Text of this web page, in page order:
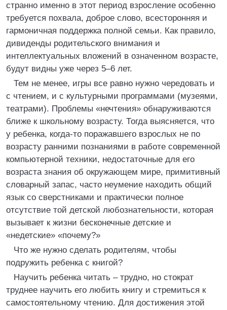
странно именно в этот период взросление особенно
требуется похвала, доброе слово, всесторонняя и
гармоничная поддержка полной семьи. Как правило,
дивиденды родительского внимания и
интеллектуальных вложений в означенном возрасте,
будут видны уже через 5–6 лет.
Тем не менее, игры все равно нужно чередовать и
с чтением, и с культурными программами (музеями,
театрами). Проблемы «нечтения» обнаруживаются
ближе к школьному возрасту. Тогда выясняется, что
у ребенка, когда‑то поражавшего взрослых не по
возрасту ранними познаниями в работе современной
компьютерной техники, недостаточные для его
возраста знания об окружающем мире, примитивный
словарный запас, часто неумение находить общий
язык со сверстниками и практически полное
отсутствие той детской любознательности, которая
вызывает к жизни бесконечные детские и
«недетские» «почему?»
Что же нужно сделать родителям, чтобы
подружить ребенка с книгой?
Научить ребенка читать – трудно, но стократ
труднее научить его любить книгу и стремиться к
самостоятельному чтению. Для достижения этой